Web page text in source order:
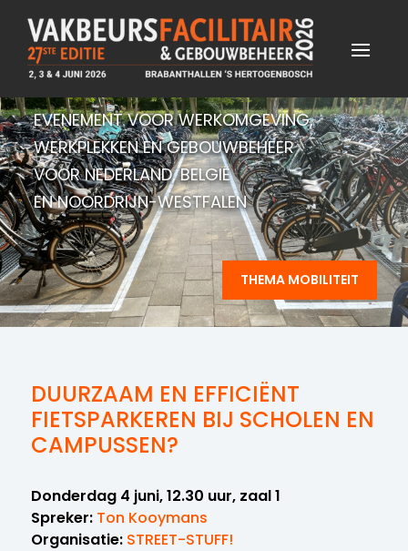
EVENEMENT VOOR WERKOMGEVING,
WERKPLEKKEN EN GEBOUWBEHEER
VOOR NEDERLAND, BELGIË
EN NOORDRIJN-WESTFALEN
THEMA MOBILITEIT
DUURZAAM EN EFFICIËNT
FIETSPARKEREN BIJ SCHOLEN EN
CAMPUSSEN?
Donderdag 4 juni, 12.30 uur, zaal 1
Spreker: Ton Kooymans
Organisatie: STREET-STUFF!